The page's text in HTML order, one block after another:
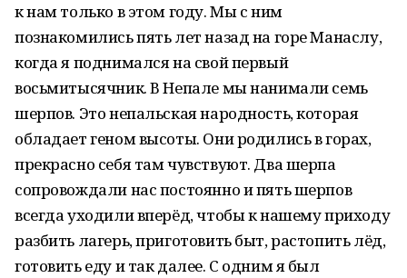
к нам только в этом году. Мы с ним
познакомились пять лет назад на горе Манаслу,
когда я поднимался на свой первый
восьмитысячник. В Непале мы нанимали семь
шерпов. Это непальская народность, которая
обладает геном высоты. Они родились в горах,
прекрасно себя там чувствуют. Два шерпа
сопровождали нас постоянно и пять шерпов
всегда уходили вперёд, чтобы к нашему приходу
разбить лагерь, приготовить быт, растопить лёд,
готовить еду и так далее. С одним я был